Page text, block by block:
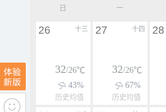
日 一
十三
26
32/26℃
43%
历史均值
十四
27
32/26℃
67%
历史均值
28